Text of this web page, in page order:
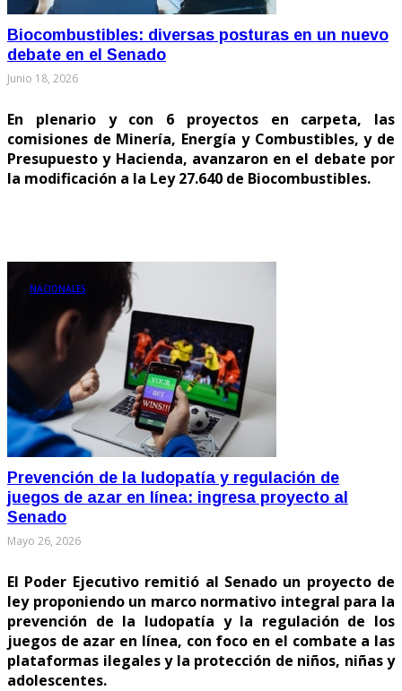
Biocombustibles: diversas posturas en un nuevo
debate en el Senado
Junio 18, 2026
En plenario y con 6 proyectos en carpeta, las
comisiones de Minería, Energía y Combustibles, y de
Presupuesto y Hacienda, avanzaron en el debate por
la modificación a la Ley 27.640 de Biocombustibles.
NACIONALES
Prevención de la ludopatía y regulación de
juegos de azar en línea: ingresa proyecto al
Senado
Mayo 26, 2026
El Poder Ejecutivo remitió al Senado un proyecto de
ley proponiendo un marco normativo integral para la
prevención de la ludopatía y la regulación de los
juegos de azar en línea, con foco en el combate a las
plataformas ilegales y la protección de niños, niñas y
adolescentes.